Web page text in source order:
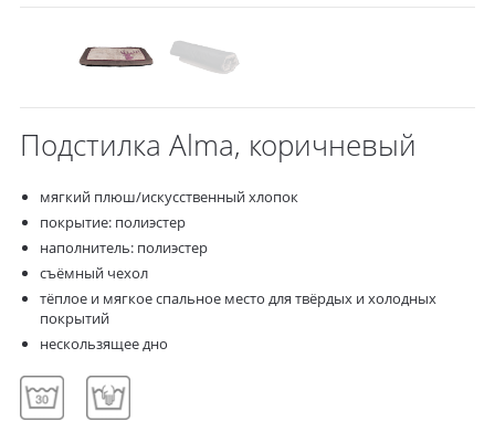
Подстилка Alma, коричневый
мягкий плюш/искусственный хлопок
покрытие: полиэстер
наполнитель: полиэстер
съёмный чехол
тёплое и мягкое спальное место для твёрдых и холодных
покрытий
нескользящее дно